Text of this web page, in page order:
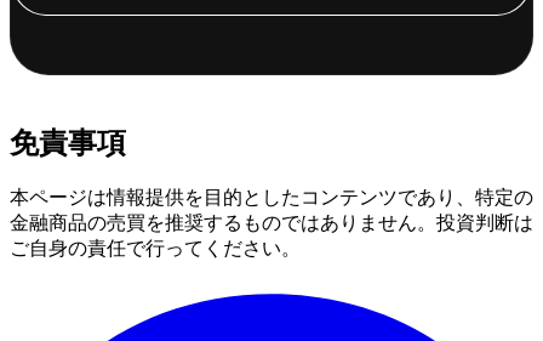
免責事項
本ページは情報提供を目的としたコンテンツであり、特定の
金融商品の売買を推奨するものではありません。投資判断は
ご自身の責任で行ってください。